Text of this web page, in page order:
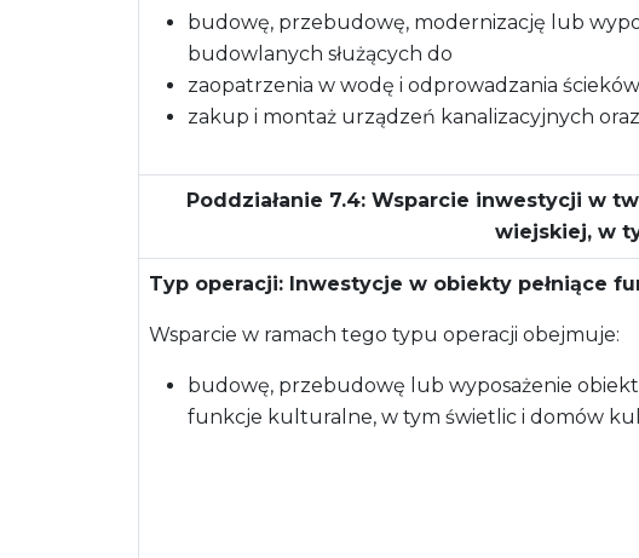
budowę, przebudowę, modernizację lub
budowlanych służących do
zaopatrzenia w wodę i odprowadzania
zakup i montaż urządzeń kanalizacyjnych
Poddziałanie 7.4: Wsparcie inwestycji w
wiejskiej, w
Typ operacji: Inwestycje w obiekty pełniące
Wsparcie w ramach tego typu operacji obejmuje:
budowę, przebudowę lub wyposażenie
funkcje kulturalne, w tym świetlic i domów